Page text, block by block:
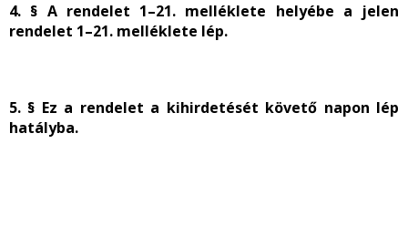
4. § A rendelet 1–21. melléklete helyébe a jelen
rendelet 1–21. melléklete lép.
5. § Ez a rendelet a kihirdetését követő napon lép
hatályba.